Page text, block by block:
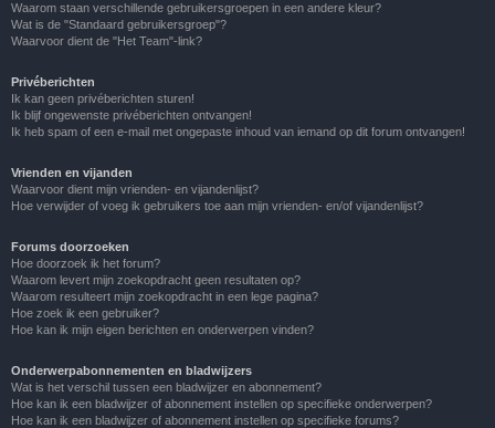
Waarom staan verschillende gebruikersgroepen in een andere kleur?
Wat is de "Standaard gebruikersgroep"?
Waarvoor dient de "Het Team"-link?
Privéberichten
Ik kan geen privéberichten sturen!
Ik blijf ongewenste privéberichten ontvangen!
Ik heb spam of een e-mail met ongepaste inhoud van iemand op dit forum ontvangen!
Vrienden en vijanden
Waarvoor dient mijn vrienden- en vijandenlijst?
Hoe verwijder of voeg ik gebruikers toe aan mijn vrienden- en/of vijandenlijst?
Forums doorzoeken
Hoe doorzoek ik het forum?
Waarom levert mijn zoekopdracht geen resultaten op?
Waarom resulteert mijn zoekopdracht in een lege pagina?
Hoe zoek ik een gebruiker?
Hoe kan ik mijn eigen berichten en onderwerpen vinden?
Onderwerpabonnementen en bladwijzers
Wat is het verschil tussen een bladwijzer en abonnement?
Hoe kan ik een bladwijzer of abonnement instellen op specifieke onderwerpen?
Hoe kan ik een bladwijzer of abonnement instellen op specifieke forums?